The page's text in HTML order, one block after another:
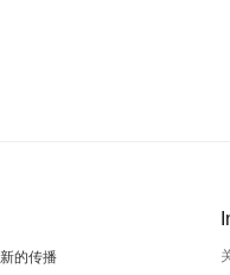
的传播